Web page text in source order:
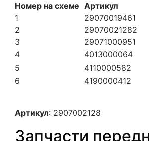
Номер на схеме Артикул
1
29070019461
2
29070021282
3
29071000951
4
4013000064
5
4110000582
6
4190000412
Артикул: 2907002128
Запчасти